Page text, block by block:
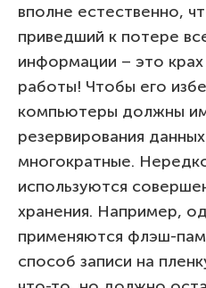
вполне естественно,
приведший к потере
информации – это
работы! Чтобы его
компьютеры должны
резервирования
многократные.
используются
хранения. Например,
применяются флэш-
способ записи на